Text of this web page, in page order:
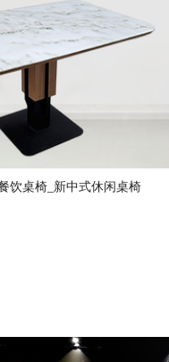
饮桌椅_新中式休闲桌椅